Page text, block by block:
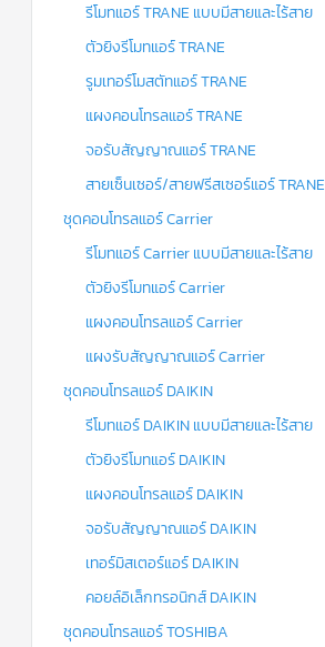
รีโมทแอร์ TRANE แบบมีสายและไร้สาย
ตัวยิงรีโมทแอร์ TRANE
รูมเทอร์โมสตัทแอร์ TRANE
แผงคอนโทรลแอร์ TRANE
จอรับสัญญาณแอร์ TRANE
สายเซ็นเซอร์/สายฟรีสเซอร์แอร์ TRANE
ชุดคอนโทรลแอร์ Carrier
รีโมทแอร์ Carrier แบบมีสายและไร้สาย
ตัวยิงรีโมทแอร์ Carrier
แผงคอนโทรลแอร์ Carrier
แผงรับสัญญาณแอร์ Carrier
ชุดคอนโทรลแอร์ DAIKIN
รีโมทแอร์ DAIKIN แบบมีสายและไร้สาย
ตัวยิงรีโมทแอร์ DAIKIN
แผงคอนโทรลแอร์ DAIKIN
จอรับสัญญาณแอร์ DAIKIN
เทอร์มิสเตอร์แอร์ DAIKIN
คอยล์อิเล็กทรอนิกส์ DAIKIN
ชุดคอนโทรลแอร์ TOSHIBA